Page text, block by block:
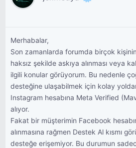
Merhabalar,
Son zamanlarda forumda birçok kişinin
haksız şekilde askıya alınması veya
ilgili konular görüyorum. Bu nedenle
desteğine ulaşabilmek için kolay
Instagram hesabına Meta Verified
alıyor.
Fakat bir müşterimin Facebook
alınmasına rağmen Destek Al kısmı
desteğe erişemiyor. Bu durumun